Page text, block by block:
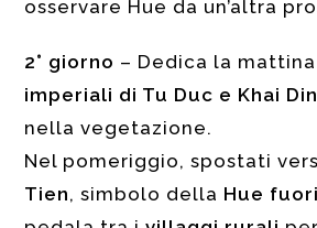
osservare Hue da un’altra
2° giorno – Dedica la
imperiali di Tu Duc e Khai
nella vegetazione.
Nel pomeriggio, spostati
Tien, simbolo della Hue